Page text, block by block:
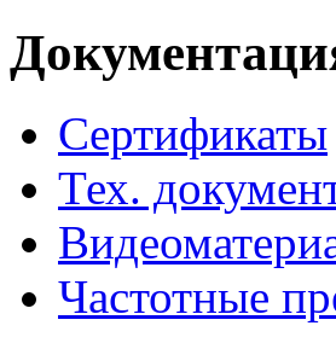
Сертификаты
Тех.
Частотные